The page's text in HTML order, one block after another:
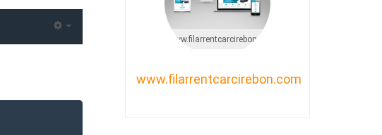
www.filarrentcarcirebon.com
www.filarrentcarcirebon.com